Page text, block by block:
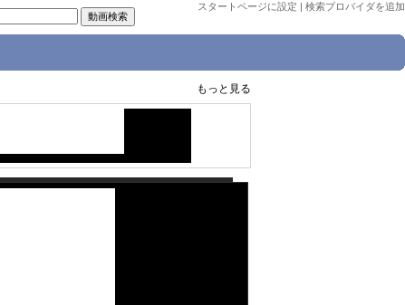
スタートページに設定 | 検索プロバイダを追加
もっと見る